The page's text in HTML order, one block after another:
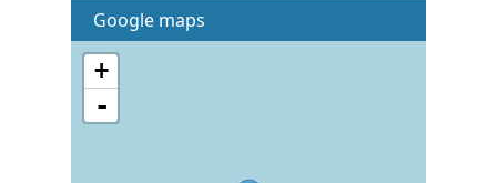
Google maps